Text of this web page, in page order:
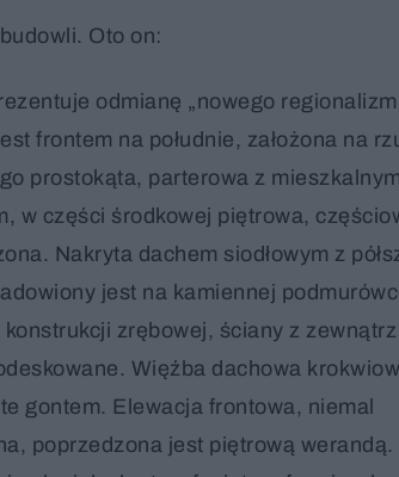
Oto on:
odmianę „nowego
frontem na południe, założona na
prostokąta, parterowa z
w części środkowej piętrowa,
Nakryta dachem siodłowym z
jest na kamiennej
konstrukcji zrębowej, ściany z zewnątrz
Więźba dachowa
gontem. Elewacja frontowa, niemal
poprzedzona jest piętrową werandą.